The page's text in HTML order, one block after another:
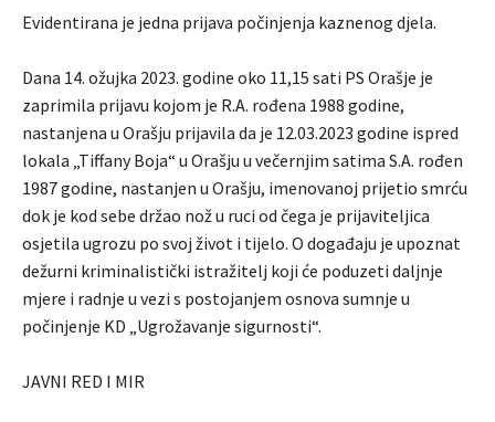
Evidentirana je jedna prijava počinjenja kaznenog djela.
Dana 14. ožujka 2023. godine oko 11,15 sati PS Orašje je
zaprimila prijavu kojom je R.A. rođena 1988 godine,
nastanjena u Orašju prijavila da je 12.03.2023 godine ispred
lokala „Tiffany Boja“ u Orašju u večernjim satima S.A. rođen
1987 godine, nastanjen u Orašju, imenovanoj prijetio smrću
dok je kod sebe držao nož u ruci od čega je prijaviteljica
osjetila ugrozu po svoj život i tijelo. O događaju je upoznat
dežurni kriminalistički istražitelj koji će poduzeti daljnje
mjere i radnje u vezi s postojanjem osnova sumnje u
počinjenje KD „Ugrožavanje sigurnosti“.
JAVNI RED I MIR